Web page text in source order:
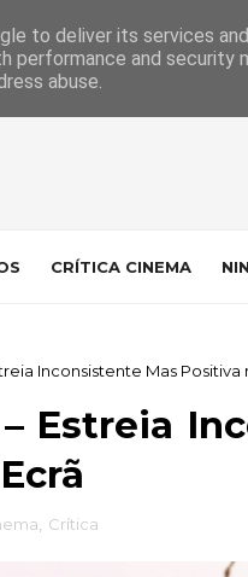
Suporte da Indústria Contacto
CRÍTICA CINEMA
Inconsistente Mas Positiva
Estreia
Crítica
to deliver its services
performance and
abuse.